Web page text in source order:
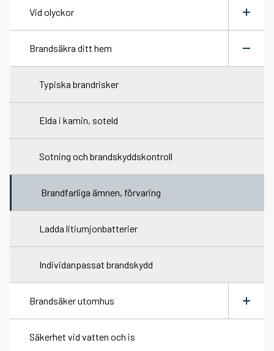
Vid olyckor
Växla
Vid brand
Vid trafikolycka
Vid drunkning
Vid hjärtstopp
Efter en olycka
Brandsäkra ditt hem
Typiska brandrisker
Elda i kamin, soteld
Sotning och brandskyddskontroll
Brandfarliga ämnen, förvaring
Ladda litiumjonbatterier
Individanpassat brandskydd
Brandsäker utomhus
Växla
Brandriskprognos
Säkerhet vid vatten och is